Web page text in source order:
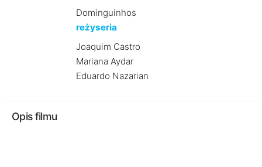
Dominguinhos
reżyseria
Joaquim Castro
Mariana Aydar
Eduardo Nazarian
Opis filmu